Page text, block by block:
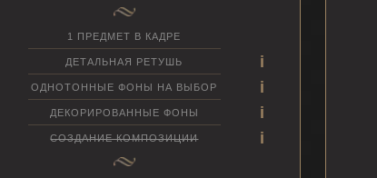
1 ПРЕДМЕТ В КАДРЕ
ДЕТАЛЬНАЯ РЕТУШЬ
ОДНОТОННЫЕ ФОНЫ НА ВЫБОР
ДЕКОРИРОВАННЫЕ ФОНЫ
СОЗДАНИЕ КОМПОЗИЦИИ